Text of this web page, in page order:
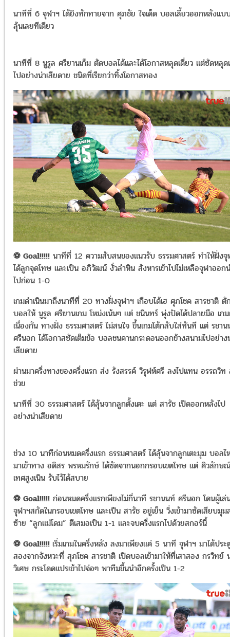
นาทีที่ 6 จุฬาฯ ได้ยิงทักทายจาก ศุภชัย ใจเด็ด บอลเลี้ยวออกหลังแบ
ลุ้นเลยทีเดียว
นาทีที่ 8 นูรูล ศรียานเก็ม ตัดบอลได้และได้โอกาสหลุดเดี่ยว แต่ซัดหลุด
ไปอย่างน่าเสียดาย ชนิดที่เรียกว่าทิ้งโอกาสทอง
⚽ Goal!!!!! นาทีที่ 12 ความสับสนของแนวรับ ธรรมศาสตร์ ทำให้ฝั่งจุ
ได้ลูกจุดโทษ และเป็น อภิวัฒน์ งั่วลำหิน สังหารเข้าไปไม่เหลือจุฬาออก
ไปก่อน 1-0
เกมดำเนินมาถึงนาทีที่ 20 ทางฝั่งจุฬาฯ เกือบได้เฮ ศุภโชค สารชาติ ตั
บอลให้ นูรูล ศรียานเกม โหม่งเน้นๆ แต่ ชนินทร์ พุ่งปัดได้ปลายมือ เก
เนื่องกัน ทางฝั่ง ธรรมศาสตร์ ไม่สนใจ ขึ้นเกมโต้กลับใส่ทันที แต่ รชา
ศรีนอก ได้โอกาสซัดเต็มข้อ บอลชนคานกระดอนออกข้างสนามไปอย่าง
เสียดาย
ผ่านมาครึ่งทางของครึ่งแรก ส่ง รังสรรค์ วิรุฬห์ศรี ลงไปแทน อรรถวิท
ช่วย
นาทีที่ 30 ธรรมศาสตร์ ได้ลุ้นจากลูกตั้งเตะ แต่ สารัช เปิดออกหลังไป
อย่างน่าเสียดาย
ช่วง 10 นาทีก่อนหมดครึ่งแรก ธรรมศาสตร์ ได้ลุ้นจากลูกเตะมุม บอลไ
มาเข้าทาง อดิสร พรหมรักษ์ ได้ซัดจากนอกกรอบเขตโทษ แต่ ศิวลักษณ์
เทศสูงเนิน รับไว้ได้สบาย
⚽ Goal!!!!! ก่อนหมดครึ่งแรกเพียงไม่กี่นาที รชานนท์ ศรีนอก โดนผู้เล่
จุฬาฯสกัดในกรอบเขตโทษ และเป็น สารัช อยู่เย็น วิ่งเข้ามาซัดเสียบมุม
ซ้าย “ลูกแม่โดม” ตีเสมอเป็น 1-1 และจบครึ่งแรกไปด้วยสกอร์นี้
⚽ Goal!!!!! เริ่มเกมในครึ่งหลัง ลงมาเพียงแค่ 5 นาที จุฬาฯ มาได้ปร
สองจากจังหวะที่ สุภโชค สารชาติ เปิดบอลเข้ามาให้ที่เสาสอง กรวิทย์
วิเศษ กระโดดแปรเข้าไปจ่อๆ พาทีมขึ้นนำอีกครั้งเป็น 1-2